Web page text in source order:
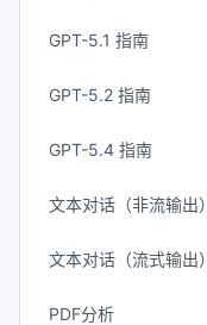
GPT-5.1 指南
GPT-5.2 指南
GPT-5.4 指南
文本对话（非流输出）
文本对话（流式输出）
PDF分析